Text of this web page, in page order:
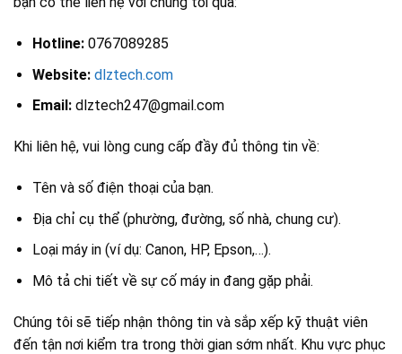
Hotline:0767089285
Website: dlztech.com
Email:dlztech247@gmail.com
Khi liên hệ, vui lòng cung cấp đầy đủ thông tin về:
Tên và số điện thoại của bạn.
Địa chỉ cụ thể (phường, đường, số nhà, chung cư).
Loại máy in (ví dụ: Canon, HP, Epson,…).
Mô tả chi tiết về sự cố máy in đang gặp phải.
Chúng tôi sẽ tiếp nhận thông tin và sắp xếp kỹ thuật viên
đến tận nơi kiểm tra trong thời gian sớm nhất. Khu vực phục